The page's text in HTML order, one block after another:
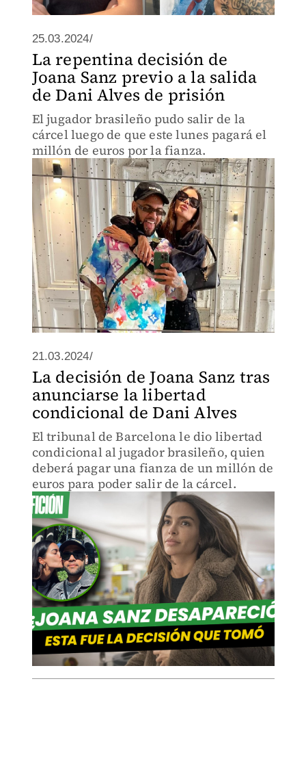
25.03.2024/
La repentina decisión de
Joana Sanz previo a la salida
de Dani Alves de prisión
El jugador brasileño pudo salir de la
cárcel luego de que este lunes pagará el
millón de euros por la fianza.
21.03.2024/
La decisión de Joana Sanz tras
anunciarse la libertad
condicional de Dani Alves
El tribunal de Barcelona le dio libertad
condicional al jugador brasileño, quien
deberá pagar una fianza de un millón de
euros para poder salir de la cárcel.